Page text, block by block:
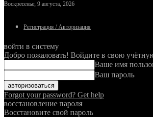
Воскресенье, 9 августа, 2026
Регистрация / Авторизация
войти в систему
Добро пожаловать! Войдите в свою
Ваше имя
Ваш пароль
Forgot your password? Get help
восстановление пароля
Восстановите свой пароль